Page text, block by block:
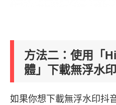
方法二：使用「
體」下載無浮水
如果你想下載無浮水印抖